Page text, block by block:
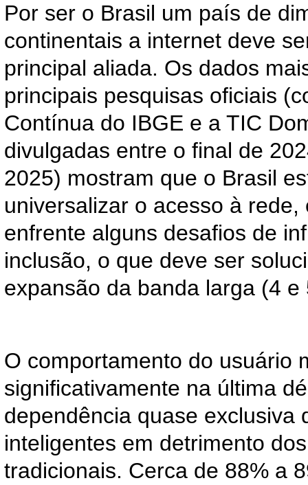
Por ser o Brasil um país de
continentais a internet deve
principal aliada. Os dados
principais pesquisas oficiais
Contínua do IBGE e a TIC
divulgadas entre o final de
2025) mostram que o Brasil
universalizar o acesso à rede,
enfrente alguns desafios de
inclusão, o que deve ser
expansão da banda larga (4 e
O comportamento do usuário
significativamente na última
dependência quase exclusiva
inteligentes em detrimento
tradicionais. Cerca de 88% a